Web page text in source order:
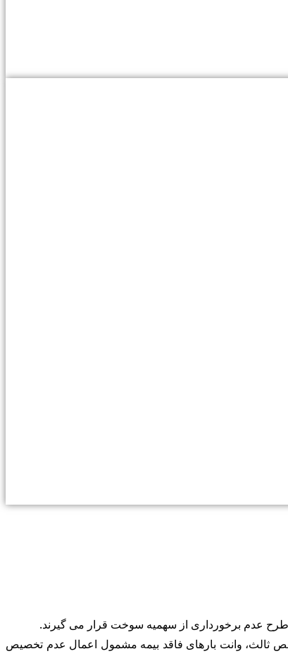
ستاد مدیریت حمل و نقل و سوخت کشور گفت: در مرحله سوم از اجرای ماده ۴۸ قانون بیمه شخص ثالث، وانت بارهای فاقد بیمه مشمول اعمال عدم تخصیص